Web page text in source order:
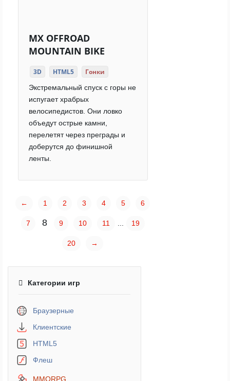
MX OFFROAD
MOUNTAIN BIKE
3D HTML5 Гонки
Экстремальный спуск с горы не
испугает храбрых
велосипедистов. Они ловко
объедут острые камни,
перелетят через преграды и
доберутся до финишной
ленты.
← 1 2 3 4 5 6
7 8 9 10 11 19
20 →
Категории игр
Браузерные
Клиентские
HTML5
Флеш
MMORPG